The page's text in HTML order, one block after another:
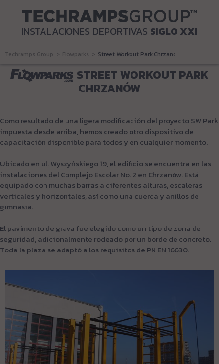
INSTALACIONES DEPORTIVAS SIGLO XXI
Techramps Group Flowparks Street Workout Park Chrzanów
STREET WORKOUT PARK
CHRZANÓW
Como resultado de una ligera modificación del proyecto SW Park
impuesta desde arriba, hemos creado otro dispositivo de
capacitación disponible para todos y en cualquier momento.
Ubicado en ul. Wyszyńskiego 19, el edificio se encuentra en las
instalaciones del Complejo Escolar No. 2 en Chrzanów. Está
equipado con muchas barras a diferentes alturas, escaleras
verticales y horizontales, así como una cuerda y anillos de
gimnasia.
El pavimento de grava fue elegido como un tipo de zona de
seguridad, adicionalmente rodeado por un borde de concreto.
Toda la plaza se adaptó a los requisitos de PN EN 16630.